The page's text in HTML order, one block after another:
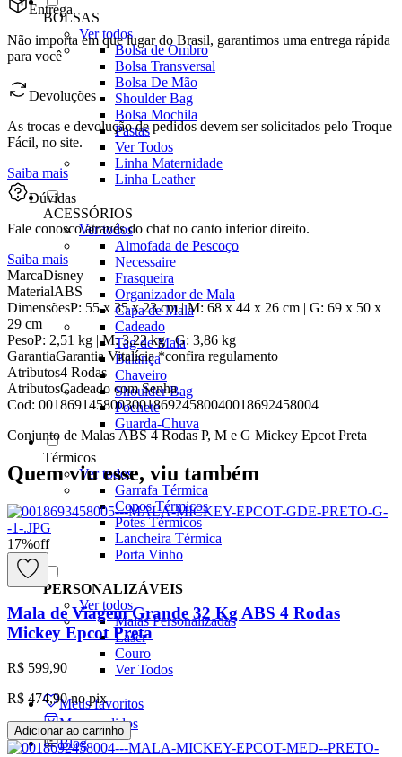
BOLSAS
Ver todos
Bolsa de Ombro
Bolsa Transversal
Bolsa De Mão
Shoulder Bag
Bolsa Mochila
Pastas
Ver Todos
Linha Maternidade
Linha Leather
ACESSÓRIOS
Ver todos
Almofada de Pescoço
Necessaire
Frasqueira
Organizador de Mala
Capa de Mala
Cadeado
Tag de Mala
Balança
Chaveiro
Shoulder Bag
Pochete
Guarda-Chuva
Térmicos
Ver todos
Garrafa Térmica
Copos Térmicos
Potes Térmicos
Lancheira Térmica
Porta Vinho
PERSONALIZÁVEIS
Ver todos
Malas Personalizadas
Laser
Couro
Ver Todos
Meus favoritos
Meus pedidos
Blog
Entrega
Não importa em que lugar do Brasil, garantimos uma entrega rápida
para você
Devoluções
As trocas e devolução de pedidos devem ser solicitados pelo Troque
Fácil, no site.
Saiba mais
Dúvidas
Fale conosco através do chat no canto inferior direito.
Saiba mais
MarcaDisney
MaterialABS
DimensõesP: 55 x 35 x 23 cm | M: 68 x 44 x 26 cm | G: 69 x 50 x
29 cm
PesoP: 2,51 kg | M: 3,22 kg | G: 3,86 kg
GarantiaGarantia Vitalícia *confira regulamento
Atributos4 Rodas
AtributosCadeado com Senha
Cod: 001869145800300186924580040018692458004
Conjunto de Malas ABS 4 Rodas P, M e G Mickey Epcot Preta
Quem viu esse, viu também
17%off
Mala de Viagem Grande 32 Kg ABS 4 Rodas
Mickey Epcot Preta
R$ 599,90
R$ 474,90 no pix
Adicionar ao carrinho